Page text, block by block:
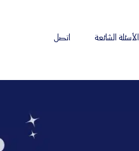
الأسئلة الشائعة اتصل